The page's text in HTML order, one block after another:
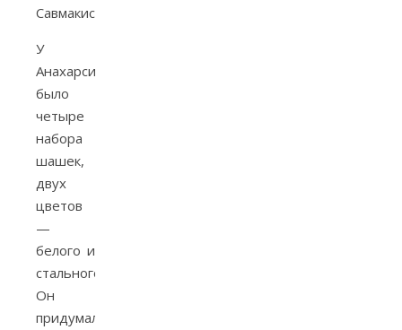
Савмакисом…»
У
Анахарсиса
было
четыре
набора
шашек,
двух
цветов
—
белого и
стального.
Он
придумал